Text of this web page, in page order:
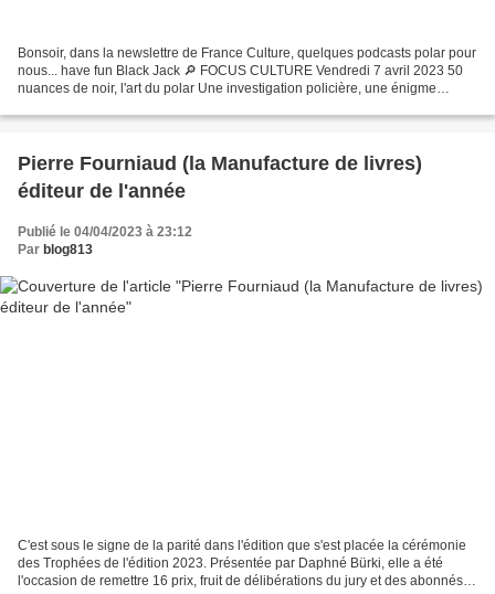
Bonsoir, dans la newslettre de France Culture, quelques podcasts polar pour
nous... have fun Black Jack 🔎 FOCUS CULTURE Vendredi 7 avril 2023 50
nuances de noir, l'art du polar Une investigation policière, une énigme
Pierre Fourniaud (la Manufacture de livres)
éditeur de l'année
Publié le 04/04/2023 à 23:12
Par blog813
C'est sous le signe de la parité dans l'édition que s'est placée la cérémonie
des Trophées de l'édition 2023. Présentée par Daphné Bürki, elle a été
l'occasion de remettre 16 prix, fruit de délibérations du jury et des abonnés